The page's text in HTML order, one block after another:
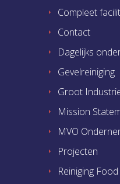
Compleet
Contact
Dagelijks
Gevelreiniging
Groot
Mission
MVO
Projecten
Reiniging Food